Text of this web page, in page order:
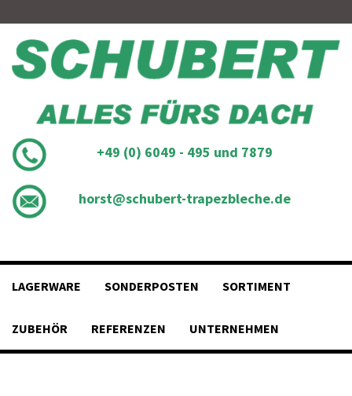
content
+49 (0) 6049 - 495 und 7879
horst@schubert-trapezbleche.de
LAGERWARE SONDERPOSTEN SORTIMENT
ZUBEHÖR REFERENZEN UNTERNEHMEN